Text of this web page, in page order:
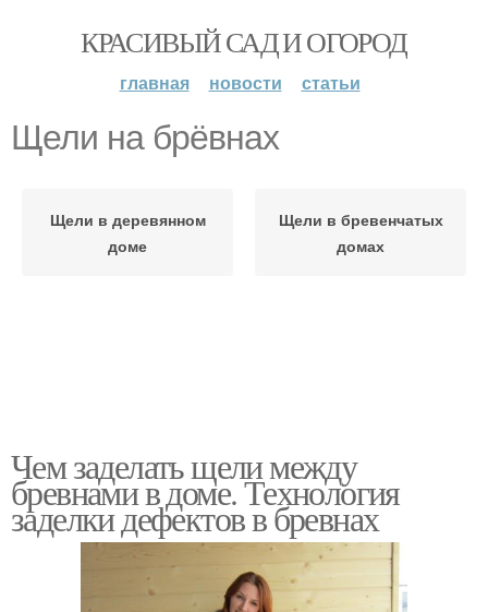
КРАСИВЫЙ САД И ОГОРОД
главная новости статьи
Щели на брёвнах
Щели в деревянном
доме
Щели в бревенчатых
домах
Чем заделать щели между
бревнами в доме. Технология
заделки дефектов в бревнах